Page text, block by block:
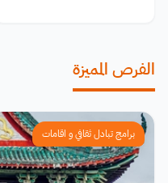
الفرص المميزة
برامج تبادل ثقافي و اقامات